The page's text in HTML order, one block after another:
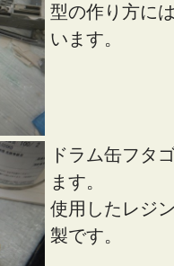
型の作り方に
います。
ドラム缶フタ
ます。
使用したレジ
製です。